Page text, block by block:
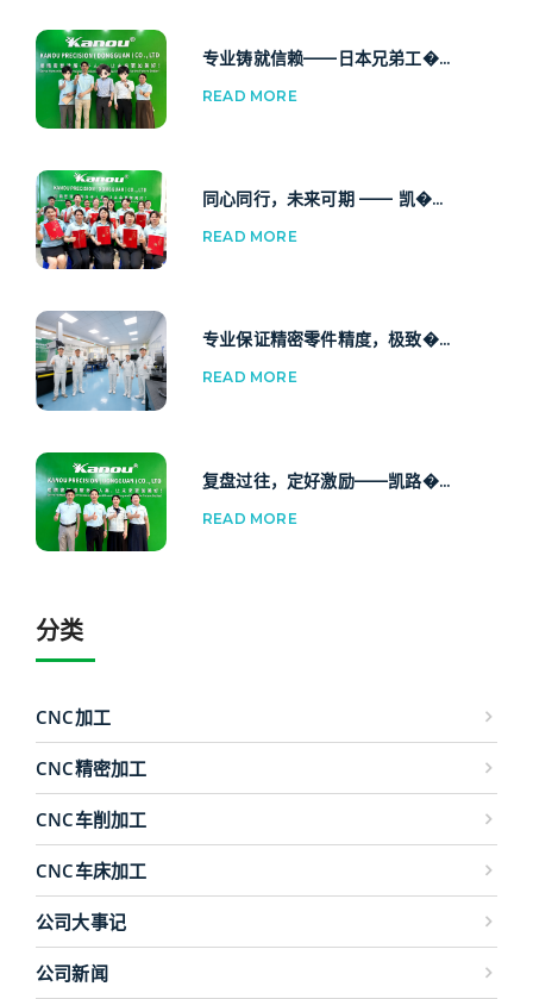
专业铸就信赖——日本兄弟工�...
READ MORE
同心同行，未来可期 —— 凯�...
READ MORE
专业保证精密零件精度，极致�...
READ MORE
复盘过往，定好激励——凯路�...
READ MORE
分类
CNC加工
CNC精密加工
CNC车削加工
CNC车床加工
公司大事记
公司新闻